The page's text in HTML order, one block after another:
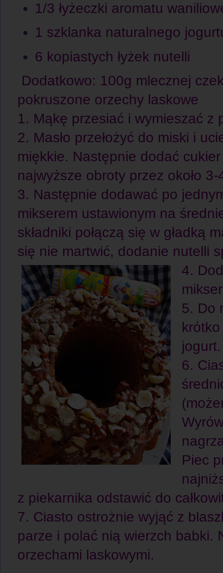
1/3 łyżeczki aromatu
1 szklanka naturalnego
6 kopiastych łyżek nutelli
Dodatkowo: 100g mlecznej
pokruszone orzechy laskowe
1. Mąkę przesiać i wymieszać z
2. Masło przełożyć do miski i
miękkie. Następnie dodać
najwyższe obroty przez około
3. Następnie dodawać po
mikserem ustawionym na
składniki połączą się w gładką
się nie martwić, dodanie nutelli
4.
5. Do
6.
Piec
z piekarnika odstawić do
7. Ciasto ostrożnie wyjąć z
parze i polać nią wierzch babki.
orzechami laskowymi.